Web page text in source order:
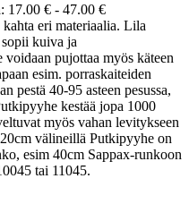
17.00 € - 47.00 €
eri materiaalia. Lila
kuiva ja
pujottaa myös käteen
esim. porraskaiteiden
pestä 40-95 asteen pesussa,
kestää jopa 1000
myös vahan levitykseen
välineillä Putkipyyhe on
esim 40cm Sappax-runkoon
tai 11045.